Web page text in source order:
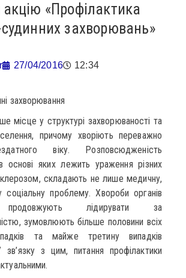
«Профілактика
захворювань»
27/04/2016 12:34
захворювання
місце у структурі захворюваності та
причому хворіють переважно
віку. Розповсюдженість
основі яких лежить ураження різних
складають не лише медичну,
проблему. Хвороби органів
продовжують лідирувати за
зумовлюють більше половини всіх
та майже третину випадків
зв’язку з цим, питання профілактики